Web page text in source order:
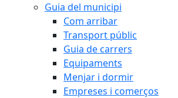
Guia del municipi
Com arribar
Transport públic
Guia de carrers
Equipaments
Menjar i dormir
Empreses i comerços